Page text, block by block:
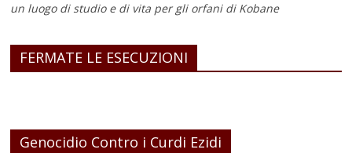
un luogo di studio e di vita per gli orfani di Kobane
FERMATE LE ESECUZIONI
Genocidio Contro i Curdi Ezidi